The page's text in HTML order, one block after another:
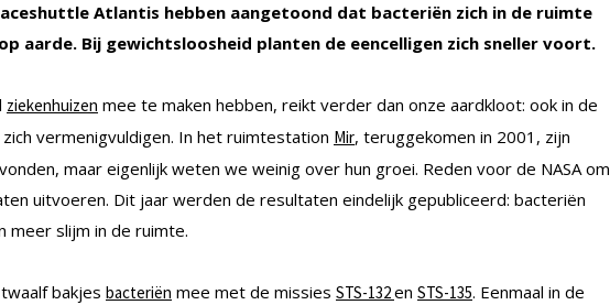
Atlantis hebben aangetoond dat bacteriën zich in de ruimte
aarde. Bij gewichtsloosheid planten de eencelligen zich sneller voort.
ziekenhuizen mee te maken hebben, reikt verder dan onze aardkloot: ook in de
vermenigvuldigen. In het ruimtestation Mir, teruggekomen in 2001, zijn
maar eigenlijk weten we weinig over hun groei. Reden voor de NASA om
uitvoeren. Dit jaar werden de resultaten eindelijk gepubliceerd: bacteriën
meer slijm in de ruimte.
bakjes bacteriën mee met de missies STS-132en STS-135. Eenmaal in de